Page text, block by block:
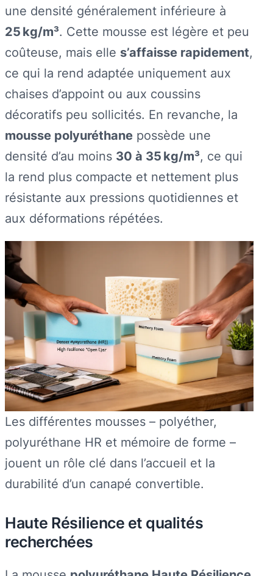
une densité généralement inférieure à
25 kg/m³. Cette mousse est légère et peu
coûteuse, mais elle s’affaisse rapidement,
ce qui la rend adaptée uniquement aux
chaises d’appoint ou aux coussins
décoratifs peu sollicités. En revanche, la
mousse polyuréthane possède une
densité d’au moins 30 à 35 kg/m³, ce qui
la rend plus compacte et nettement plus
résistante aux pressions quotidiennes et
aux déformations répétées.
Les différentes mousses – polyéther,
polyuréthane HR et mémoire de forme –
jouent un rôle clé dans l’accueil et la
durabilité d’un canapé convertible.
Haute Résilience et qualités
recherchées